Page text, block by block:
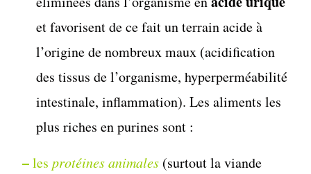
et favorisent de ce fait un terrain acide à
l’origine de nombreux maux (acidification
des tissus de l’organisme, hyperperméabilité
intestinale, inflammation). Les aliments les
plus riches en purines sont :
–lesprotéines animales (surtout la viande